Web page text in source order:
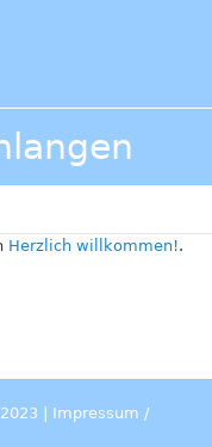
Herzlich willkommen!.
| Impressum /